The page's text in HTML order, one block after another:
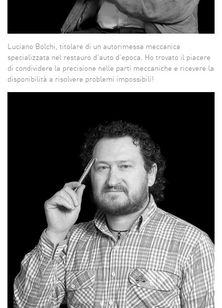
Luciano Bolchi, titolare di un autorimessa meccanica
specializzata nel restauro d'auto d'epoca. Ho trovato il piacere
di condividere la precisione nelle parti meccaniche e ricevere la
disponibilità a risolvere problemi impossibili!